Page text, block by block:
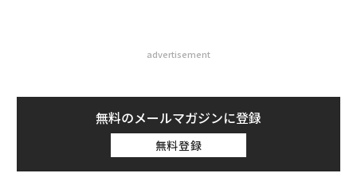
advertisement
無料のメールマガジンに登録
無料登録